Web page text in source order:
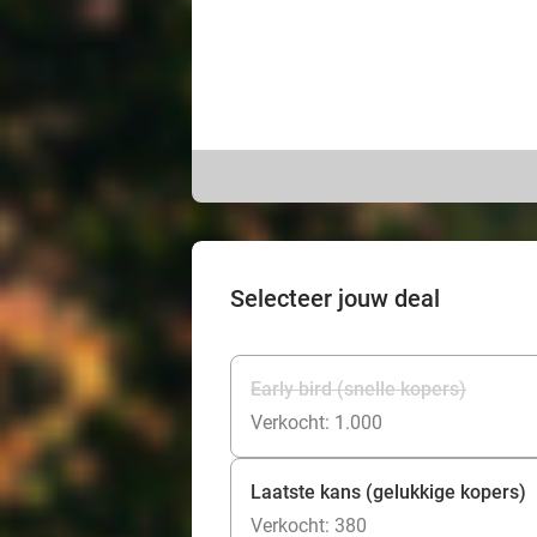
Selecteer jouw deal
Early bird (snelle kopers)
Verkocht: 1.000
Laatste kans (gelukkige kopers)
Verkocht: 380